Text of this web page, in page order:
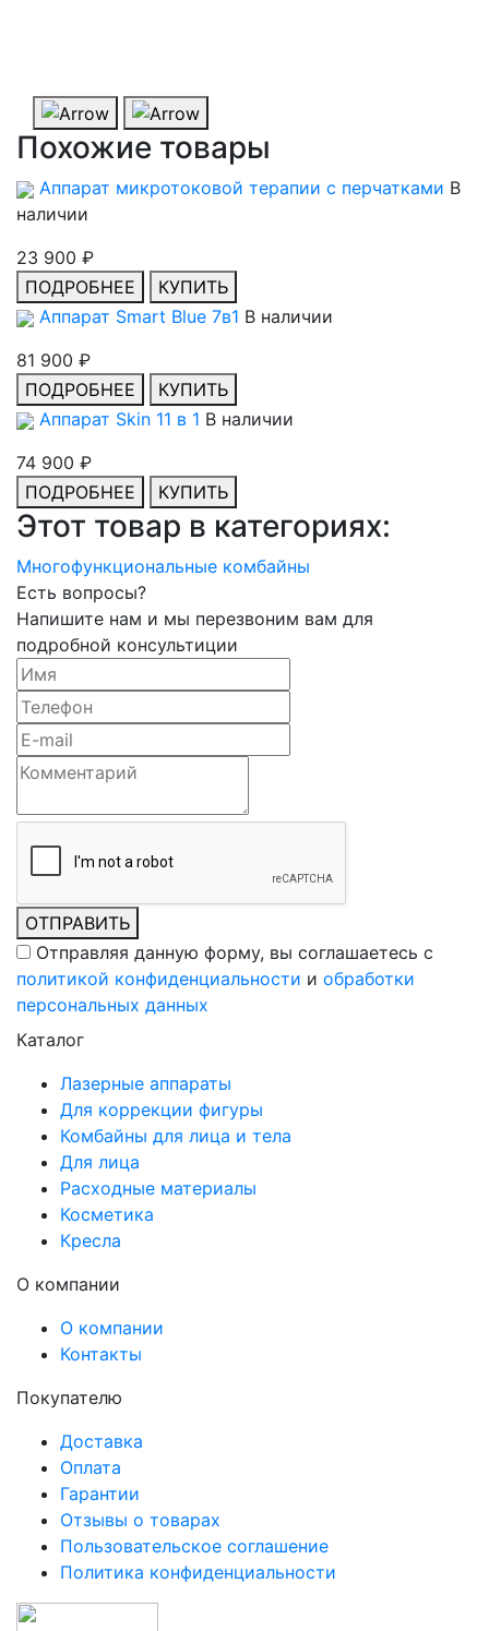
Похожие товары
Аппарат микротоковой терапии с перчатками В
наличии
23 900 ₽
ПОДРОБНЕЕ
КУПИТЬ
Аппарат Smart Blue 7в1 В наличии
81 900 ₽
ПОДРОБНЕЕ
КУПИТЬ
Аппарат Skin 11 в 1 В наличии
74 900 ₽
ПОДРОБНЕЕ
КУПИТЬ
Этот товар в категориях:
Многофункциональные комбайны
Есть вопросы?
Напишите нам и мы перезвоним вам для
подробной консультиции
ОТПРАВИТЬ
Отправляя данную форму, вы соглашаетесь c
политикой конфиденциальности и обработки
персональных данных
Каталог
Лазерные аппараты
Для коррекции фигуры
Комбайны для лица и тела
Для лица
Расходные материалы
Косметика
Кресла
О компании
О компании
Контакты
Покупателю
Доставка
Оплата
Гарантии
Отзывы о товарах
Пользовательское соглашение
Политика конфиденциальности